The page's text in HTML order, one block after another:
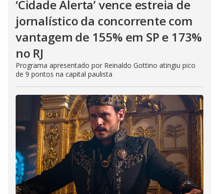
‘Cidade Alerta’ vence estreia de
jornalístico da concorrente com
vantagem de 155% em SP e 173%
no RJ
Programa apresentado por Reinaldo Gottino atingiu pico
de 9 pontos na capital paulista